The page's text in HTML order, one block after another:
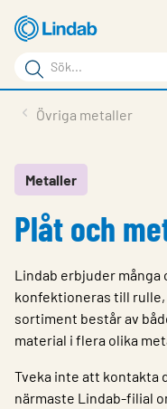
Hoppa
till
huvudinnehållet
Sökord
Sök
på
Service & Support
Hållbarhet
Kontakt
Choose languge
Sweden
Övriga metaller
Metaller
Plåt och
Lindab erbjuder många
konfektioneras till
sortiment består av
material i flera olika
Tveka inte att kontakta
närmaste Lindab-filial